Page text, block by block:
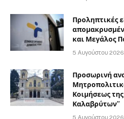
Προληπτικές
και Μεγάλος
5 Αυγούστου 2026
Προσωρινή
Κοιμήσεως
Καλαβρύτων”
5 Αυγούστου 2026